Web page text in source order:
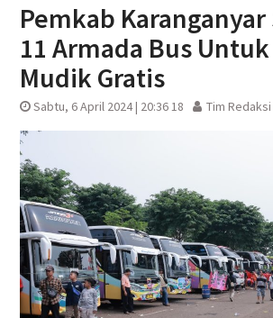
Pemkab
11 Armada Bus
Mudik Gratis
Sabtu, 6 April 2024 | 20:36 18 Tim